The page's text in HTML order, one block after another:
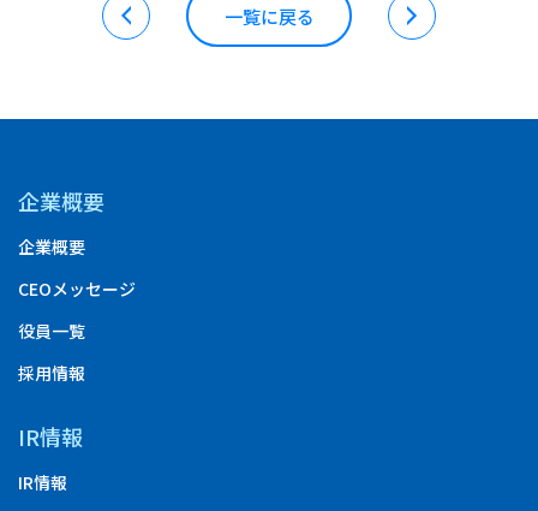
一覧に戻る
企業概要
企業概要
CEOメッセージ
役員一覧
採用情報
IR情報
IR情報